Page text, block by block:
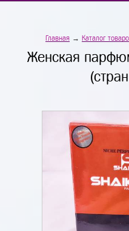
Главная→ Каталог
Женская